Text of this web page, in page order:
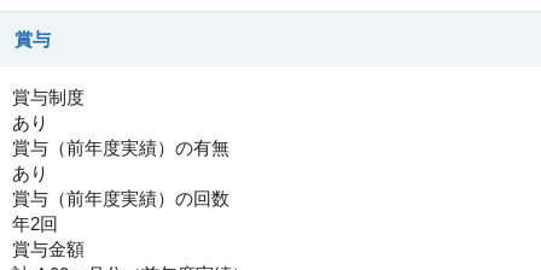
賞与
賞与制度
あり
賞与（前年度実績）の有無
あり
賞与（前年度実績）の回数
年2回
賞与金額